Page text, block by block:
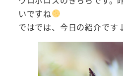
いですね
ではでは、今日の紹介で